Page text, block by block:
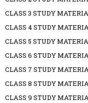
CLASS 3 STUDY
CLASS 4 STUDY
CLASS 5 STUDY
CLASS 6 STUDY
CLASS 7 STUDY
CLASS 8 STUDY
CLASS 9 STUDY